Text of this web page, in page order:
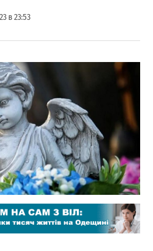
в 23:53